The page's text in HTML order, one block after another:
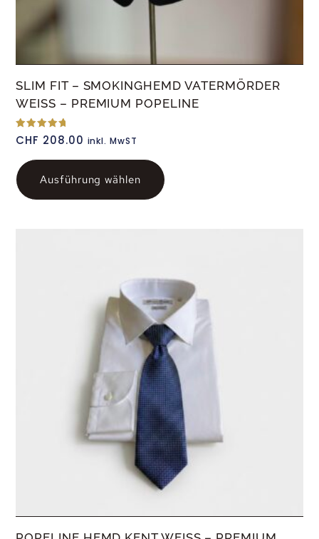
SLIM FIT – SMOKINGHEMD VATERMÖRDER
WEISS – PREMIUM POPELINE
Bewertet
mit
von 5
CHF 208.00 inkl. MwST
Ausführung wählen